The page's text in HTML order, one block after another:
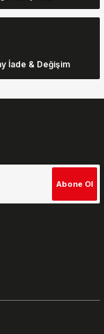
İade & Değişim
Abone Ol